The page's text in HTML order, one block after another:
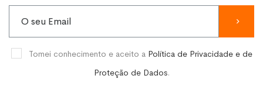
Tomei conhecimento e aceito a Política de Privacidade e de
Proteção de Dados.